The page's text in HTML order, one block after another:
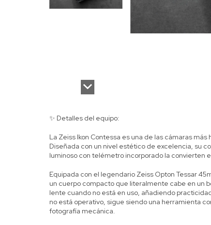
✨ Detalles del equipo:
La Zeiss Ikon Contessa es una de las cámaras
Diseñada con un nivel estético de excelencia, su
luminoso con telémetro incorporado la convierten
Equipada con el legendario Zeiss Opton Tessar
un cuerpo compacto que literalmente cabe en un
lente cuando no está en uso, añadiendo
no está operativo, sigue siendo una herramienta
fotografía mecánica.